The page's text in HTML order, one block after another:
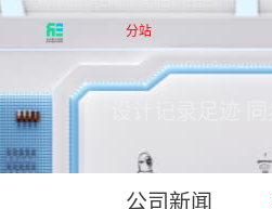
分站
公司新闻